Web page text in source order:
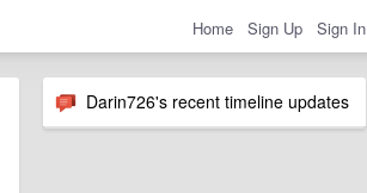
Home Sign Up Sign In
Darin726's recent timeline updates